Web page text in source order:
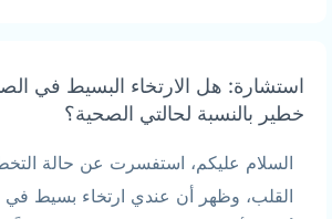
استشارة: هل الارتخاء البسيط في
خطير بالنسبة لحالتي الصحية؟
السلام عليكم، استفسرت عن حالة
القلب، وظهر أن عندي ارتخاء بسيط في